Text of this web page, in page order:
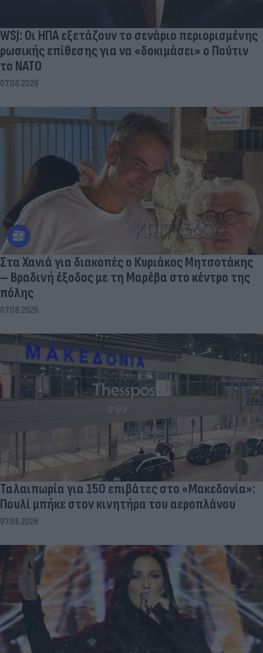
WSJ: Οι ΗΠΑ εξετάζουν το σενάριο περιορισμένης
ρωσικής επίθεσης για να «δοκιμάσει» ο Πούτιν
το ΝΑΤΟ
07.08.2026
Στα Χανιά για διακοπές ο Κυριάκος Μητσοτάκης
– Βραδινή έξοδος με τη Μαρέβα στο κέντρο της
πόλης
07.08.2026
Ταλαιπωρία για 150 επιβάτες στο «Μακεδονία»:
Πουλί μπήκε στον κινητήρα του αεροπλάνου
07.08.2026